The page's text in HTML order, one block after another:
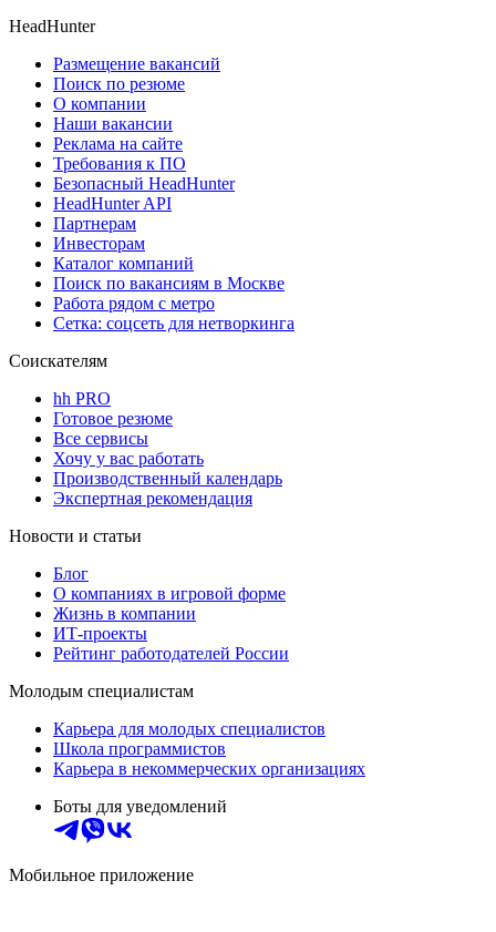
HeadHunter
Размещение вакансий
Поиск по резюме
О компании
Наши вакансии
Реклама на сайте
Требования к ПО
Безопасный HeadHunter
HeadHunter API
Партнерам
Инвесторам
Каталог компаний
Поиск по вакансиям в Москве
Работа рядом с метро
Сетка: соцсеть для нетворкинга
Соискателям
hh PRO
Готовое резюме
Все сервисы
Хочу у вас работать
Производственный календарь
Экспертная рекомендация
Новости и статьи
Блог
О компаниях в игровой форме
Жизнь в компании
ИТ-проекты
Рейтинг работодателей России
Молодым специалистам
Карьера для молодых специалистов
Школа программистов
Карьера в некоммерческих организациях
Боты для уведомлений
Мобильное приложение